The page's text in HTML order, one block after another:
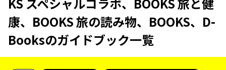
康、BOOKS 旅の読み物、BOOKS、D-
Booksのガイドブック一覧